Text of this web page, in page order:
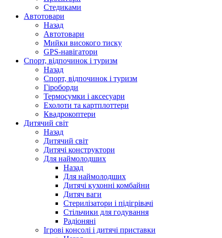
Стедиками
Автотовари
Назад
Автотовари
Мийки високого тиску
GPS-навігатори
Спорт, відпочинок і туризм
Назад
Спорт, відпочинок і туризм
Гіроборди
Термосумки і аксесуари
Ехолоти та картплоттери
Квадрокоптери
Дитячий світ
Назад
Дитячий світ
Дитячі конструктори
Для наймолодших
Назад
Для наймолодших
Дитячі кухонні комбайни
Дитяч ваги
Стерилізатори і підігрівачі
Стільчики для годування
Радіоняні
Ігрові консолі і дитячі приставки